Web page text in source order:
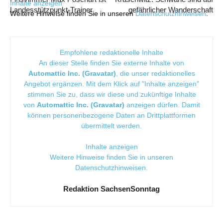
Inhalte anzeigen
Weitere Hinweise finden Sie in unserenDatenschutzhinweisen.
Landesstützpunkt-Trainer
gefährlicher Wanderschaft
Empfohlene redaktionelle Inhalte
An dieser Stelle finden Sie externe Inhalte von
Automattic Inc. (Gravatar) , die unser redaktionelles
Angebot ergänzen. Mit dem Klick auf "Inhalte anzeigen"
stimmen Sie zu, dass wir diese und zukünftige Inhalte
von Automattic Inc. (Gravatar) anzeigen dürfen. Damit
können personenbezogene Daten an Drittplattformen
übermittelt werden.
Inhalte anzeigen
Weitere Hinweise finden Sie in unseren
Datenschutzhinweisen
Redaktion SachsenSonntag